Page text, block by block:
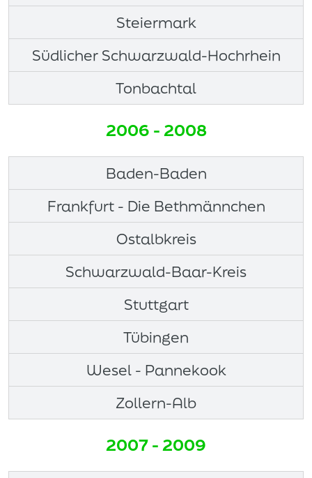
Steiermark
Südlicher Schwarzwald-Hochrhein
Tonbachtal
2006 - 2008
Baden-Baden
Frankfurt - Die Bethmännchen
Ostalbkreis
Schwarzwald-Baar-Kreis
Stuttgart
Tübingen
Wesel - Pannekook
Zollern-Alb
2007 - 2009